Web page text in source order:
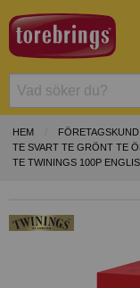
HEM FÖRETAGSKUND
TE SVART TE GRÖNT TE
TE TWININGS 100P